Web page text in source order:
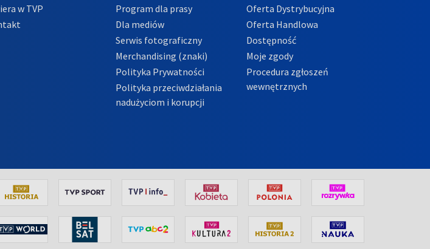
w TVP
Program dla prasy
Dla mediów
Serwis fotograficzny
Merchandising (znaki)
Polityka Prywatności
Polityka przeciwdziałania
nadużyciom i korupcji
Oferta Dystrybucyjna
Oferta Handlowa
Dostępność
Moje zgody
Procedura zgłoszeń
wewnętrznych